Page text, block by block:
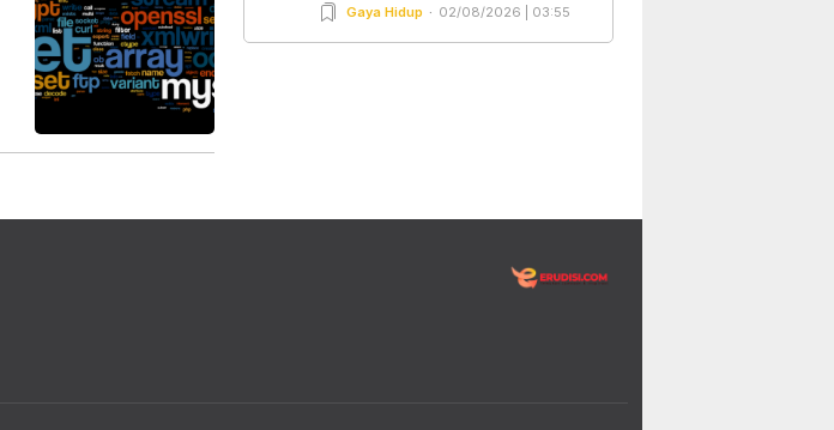
Gaya Hidup 02/08/2026 | 03:55